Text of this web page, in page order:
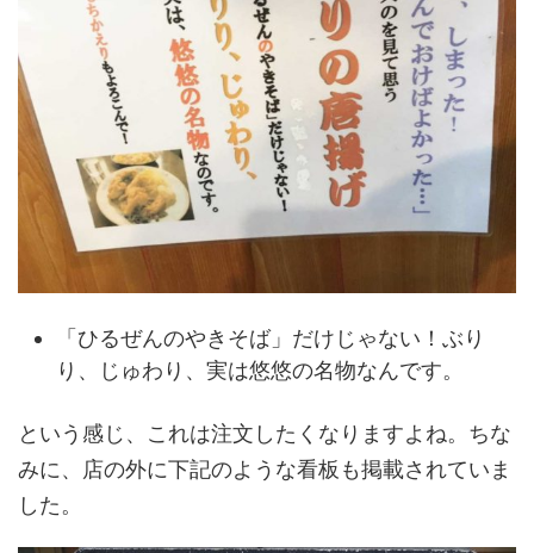
「ひるぜんのやきそば」だけじゃない！ぶり
り、じゅわり、実は悠悠の名物なんです。
という感じ、これは注文したくなりますよね。ちな
みに、店の外に下記のような看板も掲載されていま
した。